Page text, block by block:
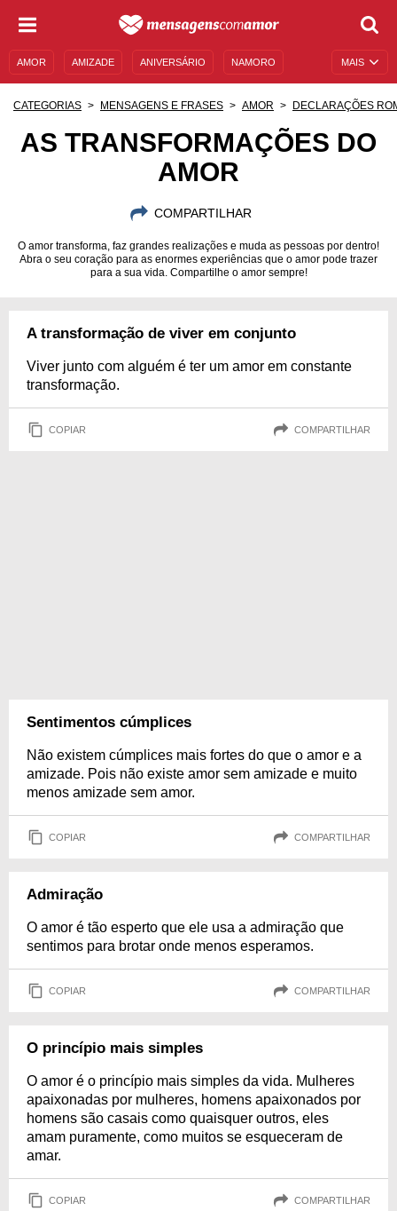
MAIS
AMOR AMIZADE ANIVERSÁRIO NAMORO
DESCULPAS
MENSAGENS DE ANIVERSÁRIO
CATEGORIAS MENSAGENS E FRASES AMOR DECLARAÇÕES
AS TRANSFORMAÇÕES DO
AMOR
COMPARTILHAR
O amor transforma, faz grandes realizações e muda as pessoas por dentro!
Abra o seu coração para as enormes experiências que o amor pode trazer
para a sua vida. Compartilhe o amor sempre!
A transformação de viver em conjunto
Viver junto com alguém é ter um amor em constante
transformação.
COPIAR COMPARTILHAR
Sentimentos cúmplices
Não existem cúmplices mais fortes do que o amor e a
amizade. Pois não existe amor sem amizade e muito
menos amizade sem amor.
COPIAR COMPARTILHAR
Admiração
O amor é tão esperto que ele usa a admiração que
sentimos para brotar onde menos esperamos.
COPIAR COMPARTILHAR
O princípio mais simples
O amor é o princípio mais simples da vida. Mulheres
apaixonadas por mulheres, homens apaixonados por
homens são casais como quaisquer outros, eles
amam puramente, como muitos se esqueceram de
amar.
COPIAR COMPARTILHAR